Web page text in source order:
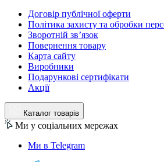
Договір публічної оферти
Політика захисту та обробки
Зворотній зв’язок
Повернення товару
Карта сайту
Виробники
Подарункові сертифікати
Акції
Каталог товарів
Ми у соціальних мережах
Ми в Telegram